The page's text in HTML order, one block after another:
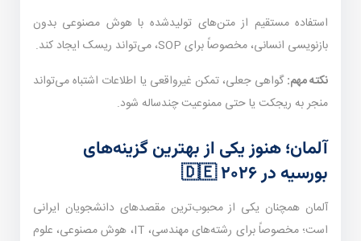
استفاده مستقیم از متن‌های تولیدشده با هوش مصنوعی بدون
بازنویسی انسانی، مخصوصاً برای SOP، می‌تواند ریسک ایجاد کند.
نکته مهم:گواهی جعلی، تمکن غیرواقعی یا اطلاعات اشتباه می‌تواند
منجر به ریجکت یا حتی ممنوعیت چندساله شود.
آلمان؛ هنوز یکی از بهترین گزینه‌های
بورسیه در ۲۰۲۶ 🇩🇪
آلمان همچنان یکی از محبوب‌ترین مقصدهای دانشجویان ایرانی
است؛ مخصوصاً برای رشته‌های مهندسی، IT، هوش مصنوعی، علوم